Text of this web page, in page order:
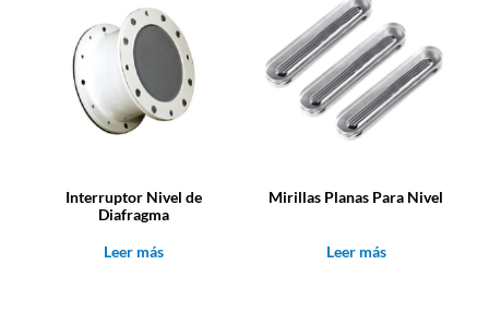
Interruptor Nivel de
Diafragma
Leer más
Mirillas Planas Para Nivel
Leer más